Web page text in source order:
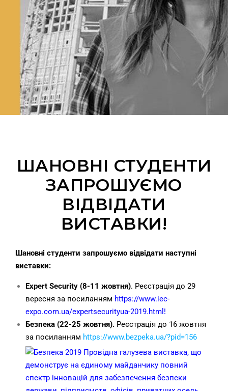
ШАНОВНІ СТУДЕНТИ
ЗАПРОШУЄМО
ВІДВІДАТИ
ВИСТАВКИ!
Шановні студенти запрошуємо відвідати наступні
виставки:
Expert Security (8-11 жовтня). Реєстрація до 29
вересня за посиланням https://www.iec-
expo.com.ua/expertsecurityua-2019.html !
Безпека (22-25 жовтня). Реєстрація до 16 жовтня
за посиланням https://www.bezpeka.ua/?pid=156